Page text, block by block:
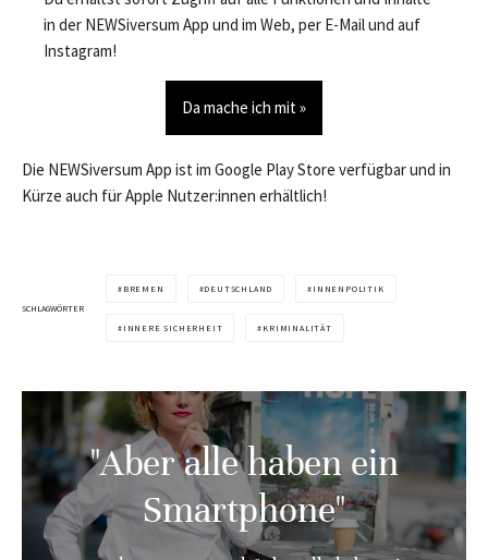
in der NEWSiversum App und im Web, per E-Mail und auf
Instagram!
Da mache ich mit »
Die NEWSiversum App ist im Google Play Store verfügbar und in
Kürze auch für Apple Nutzer:innen erhältlich!
SCHLAGWÖRTER
BREMEN DEUTSCHLAND INNENPOLITIK
INNERE SICHERHEIT KRIMINALITÄT
"Aber alle haben ein
Smartphone"